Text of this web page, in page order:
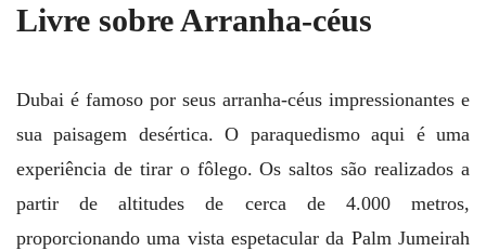
Livre sobre Arranha-céus
Dubai é famoso por seus arranha-céus impressionantes e
sua paisagem desértica. O paraquedismo aqui é uma
experiência de tirar o fôlego. Os saltos são realizados a
partir de altitudes de cerca de 4.000 metros,
proporcionando uma vista espetacular da Palm Jumeirah